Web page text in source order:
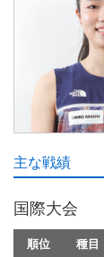
主な戦績
国際大会
順位 種目